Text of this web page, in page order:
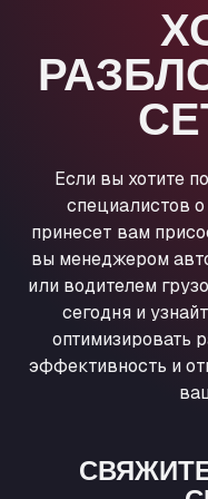
Anglia Motel
Washway Road,
Anpol Sp. z o.o.
Ul. Torunska 147,
Aqua Ariva
Aral Autohof
ARAL Autohof
Oppelner Str. 1,
ARAL Autohof
Nellinger Str.
ARAL Autohof
Schellweilerstraße
Obernburger Str.
Если вы хотите
специалистов
принесет вам
вы менеджером
или водителем
сегодня и
оптимизировать
эффективность и